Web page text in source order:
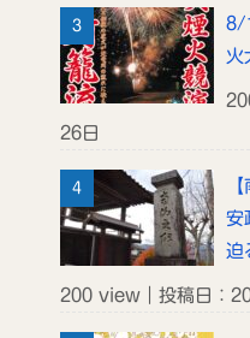
8/
火
26日
安
迫
200 view｜投稿日：